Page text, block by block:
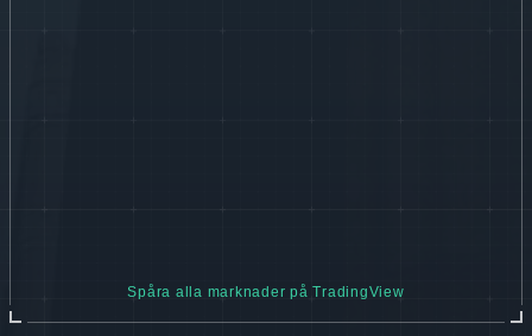
Spåra alla marknader på TradingView